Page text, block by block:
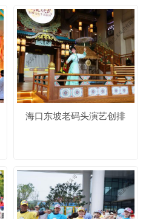
海口东坡老码头演艺创排